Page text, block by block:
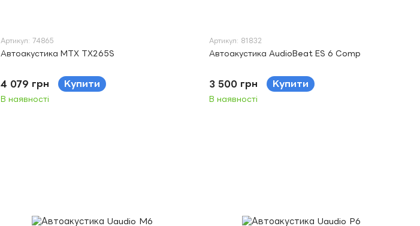
Артикул: 74865
Автоакустика MTX TX265S
4 079 грн Купити
В наявності
Артикул: 81832
Автоакустика AudioBeat ES 6 Comp
3 500 грн Купити
В наявності